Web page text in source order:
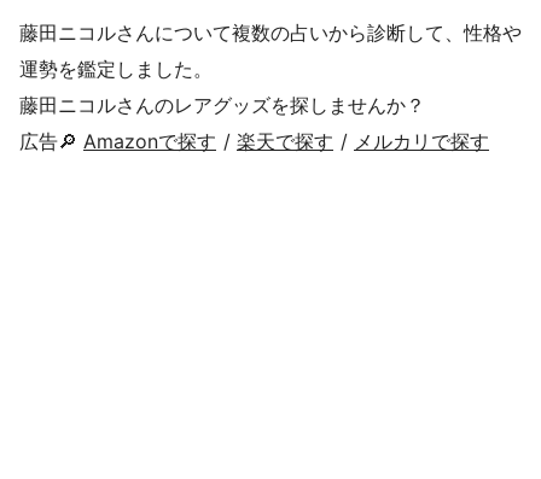
藤田ニコルさんについて複数の占いから診断して、性格や
運勢を鑑定しました。
藤田ニコルさんのレアグッズを探しませんか？
広告🔎 Amazonで探す / 楽天で探す / メルカリで探す